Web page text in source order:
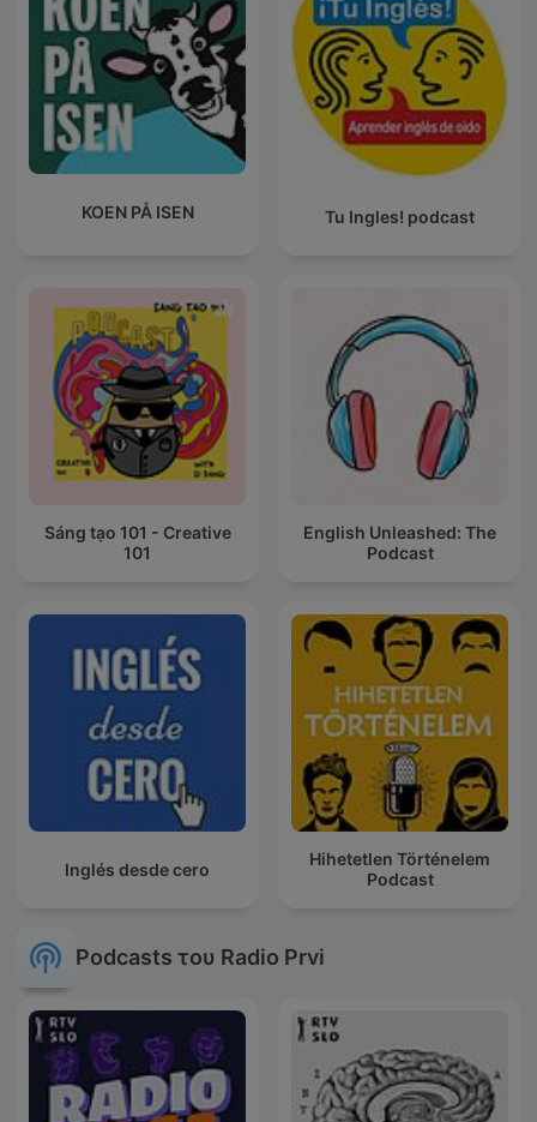
KOEN PÅ ISEN Tu Ingles! podcast
Sáng tạo 101 - Creative
101
English Unleashed: The
Podcast
Inglés desde cero
Hihetetlen Történelem
Podcast
Podcasts του Radio Prvi